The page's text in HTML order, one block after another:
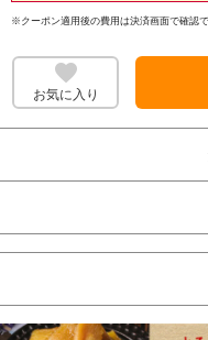
※クーポン適用後の費用は決済画面で確認
お気に入り